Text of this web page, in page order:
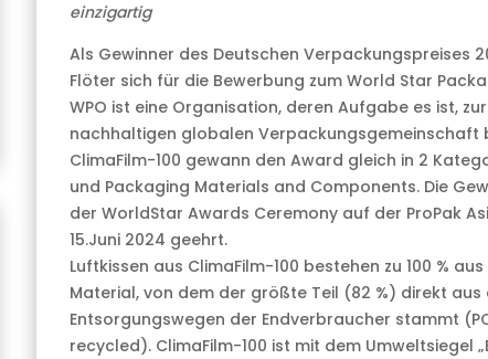
einzigartig
Als Gewinner des Deutschen Verpackungspreises
Flöter sich für die Bewerbung zum World Star
WPO ist eine Organisation, deren Aufgabe es ist,
nachhaltigen globalen Verpackungsgemeinschaft
ClimaFilm-100 gewann den Award gleich in 2
und Packaging Materials and Components. Die
der WorldStar Awards Ceremony auf der ProPak
15.Juni 2024 geehrt.
Luftkissen aus ClimaFilm-100 bestehen zu 100 %
Material, von dem der größte Teil (82 %) direkt aus
Entsorgungswegen der Endverbraucher stammt
recycled). ClimaFilm-100 ist mit dem Umweltsiegel